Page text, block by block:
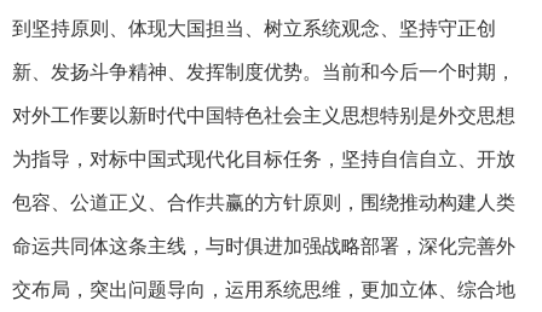
到坚持原则、体现大国担当、树立系统观念、坚持守正创
新、发扬斗争精神、发挥制度优势。当前和今后一个时期，
对外工作要以新时代中国特色社会主义思想特别是外交思想
为指导，对标中国式现代化目标任务，坚持自信自立、开放
包容、公道正义、合作共赢的方针原则，围绕推动构建人类
命运共同体这条主线，与时俱进加强战略部署，深化完善外
交布局，突出问题导向，运用系统思维，更加立体、综合地